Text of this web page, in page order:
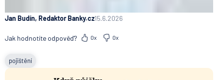
Jan Budín, Redaktor Banky.cz15.6.2026
Jak hodnotíte odpověď? 0x 0x
pojištění